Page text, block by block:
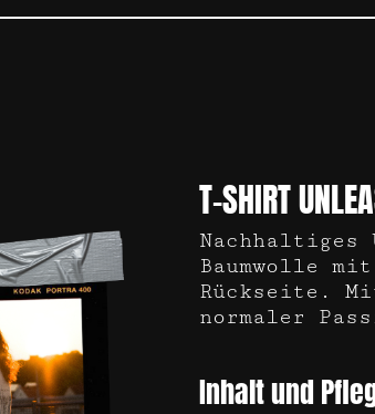
T-SHIRT
Nachhaltiges
Baumwolle
Rückseite.
normaler
Inhalt und